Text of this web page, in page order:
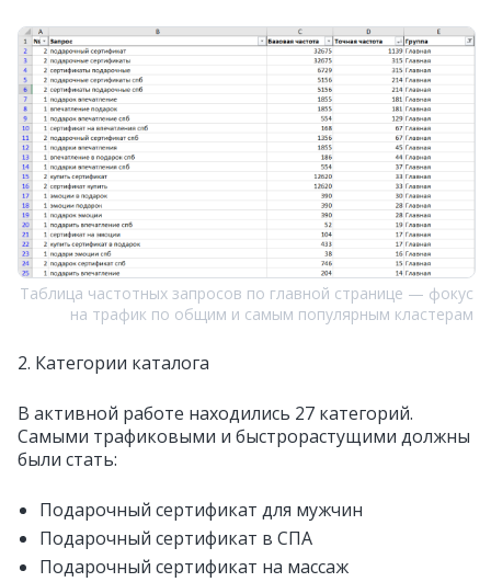
Таблица частотных запросов по главной странице — фокус
на трафик по общим и самым популярным кластерам
2. Категории каталога
В активной работе находились 27 категорий.
Самыми трафиковыми и быстрорастущими должны
были стать:
Подарочный сертификат для мужчин
Подарочный сертификат в СПА
Подарочный сертификат на массаж